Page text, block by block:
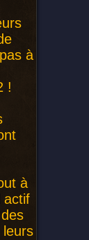
à
!
à
actif